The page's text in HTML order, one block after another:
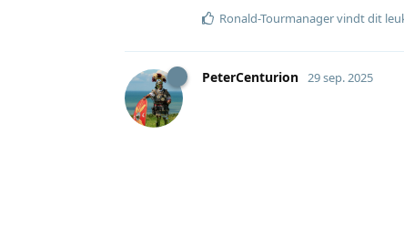
Ronald-Tourmanagervindt dit
PeterCenturion 29 sep. 2025